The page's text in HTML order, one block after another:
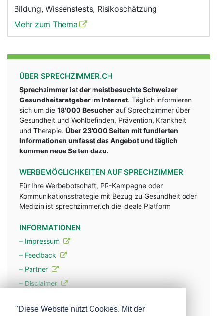
Bildung, Wissenstests, Risikoschätzung
Mehr zum Thema
ÜBER SPRECHZIMMER.CH
Sprechzimmer ist der meistbesuchte Schweizer
Gesundheitsratgeber im Internet. Täglich informieren
sich um die 18'000 Besucher auf Sprechzimmer über
Gesundheit und Wohlbefinden, Prävention, Krankheit
und Therapie. Über 23'000 Seiten mit fundlerten
Informationen umfasst das Angebot und täglich
kommen neue Seiten dazu.
WERBEMÖGLICHKEITEN AUF SPRECHZIMMER
Für Ihre Werbebotschaft, PR-Kampagne oder
Kommunikationsstrategie mit Bezug zu Gesundheit oder
Medizin ist sprechzimmer.ch die ideale Platform
INFORMATIONEN
– Impressum
– Feedback
– Partner
– Disclaimer
"Diese Website nutzt Cookies. Mit der